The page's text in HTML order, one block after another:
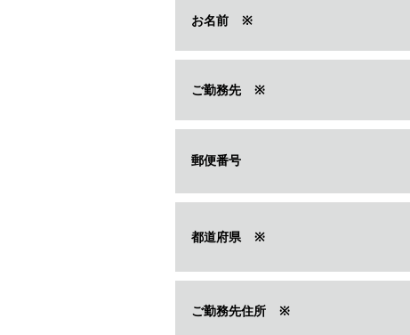
お名前 ※
ご勤務先 ※
郵便番号
都道府県 ※
ご勤務先住所 ※